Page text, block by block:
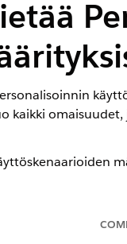
kaikki
profiilitietojen